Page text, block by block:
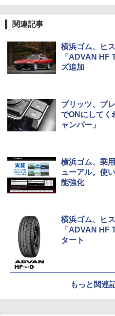
関連記事
横浜ゴム、ヒ
「ADVAN HF
ズ追加
ブリッツ、ブ
でONにしてく
ャンパー」
横浜ゴム、乗
ューアル。使
能強化
横浜ゴム、ヒ
「ADVAN HF
タート
もっと関連